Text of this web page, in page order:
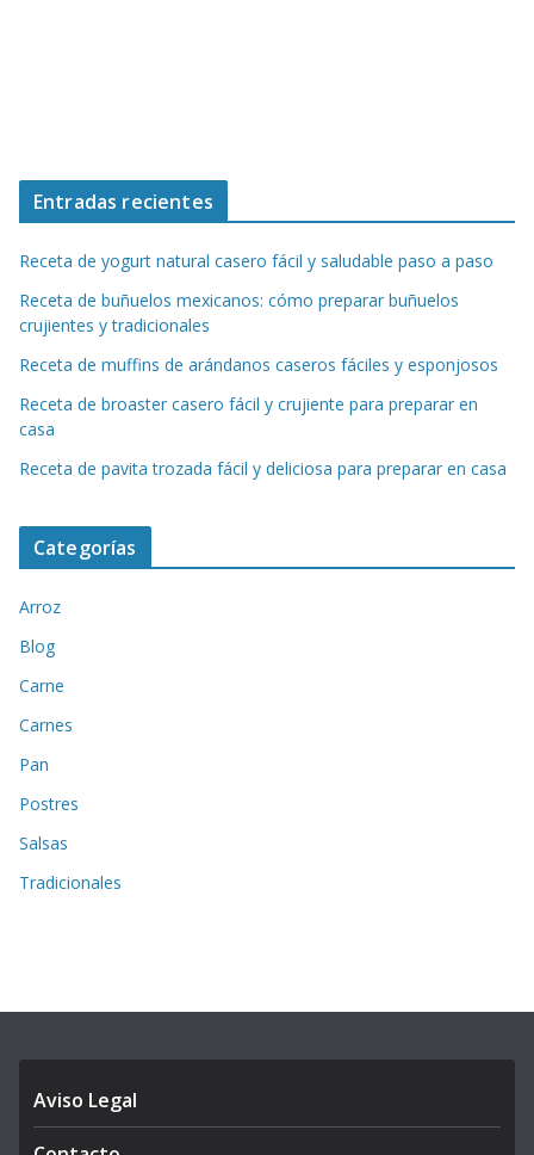
Entradas recientes
Receta de yogurt natural casero fácil y saludable paso a paso
Receta de buñuelos mexicanos: cómo preparar buñuelos
crujientes y tradicionales
Receta de muffins de arándanos caseros fáciles y esponjosos
Receta de broaster casero fácil y crujiente para preparar en
casa
Receta de pavita trozada fácil y deliciosa para preparar en casa
Categorías
Arroz
Blog
Carne
Carnes
Pan
Postres
Salsas
Tradicionales
Aviso Legal